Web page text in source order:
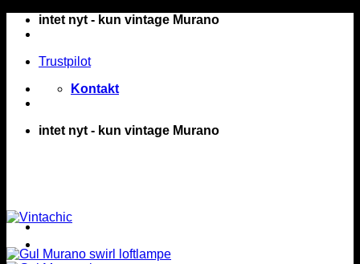
Fortsætintet nyt - kun vintage Murano
Trustpilot
Kontakt
intet nyt - kun vintage Murano